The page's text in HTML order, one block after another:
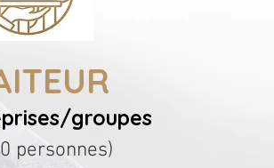
groupes
personnes)